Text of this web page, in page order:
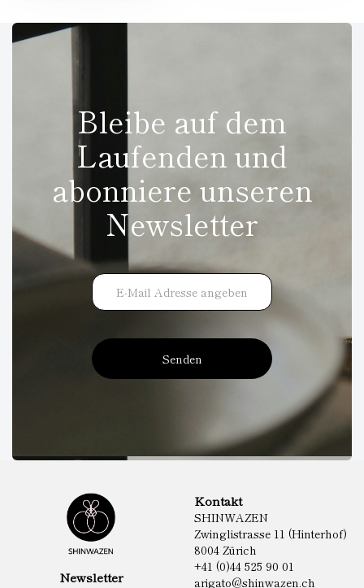
Bleibe auf dem
Laufenden und
abonniere unseren
Newsletter
Senden
Newsletter
Kontakt
SHINWAZEN
Zwinglistrasse 11 (Hinterhof)
8004 Zürich
+41 (0)44 525 90 01
arigato@shinwazen.ch